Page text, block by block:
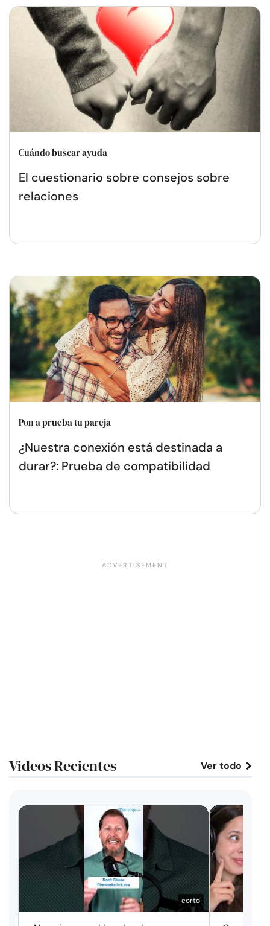
Cuándo buscar ayuda
El cuestionario sobre consejos sobre
relaciones
Pon a prueba tu pareja
¿Nuestra conexión está destinada a
durar?: Prueba de compatibilidad
Videos Recientes Ver todo
corto